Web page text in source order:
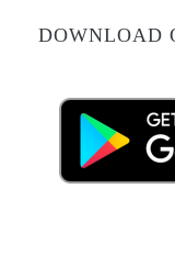
DOWNLOAD